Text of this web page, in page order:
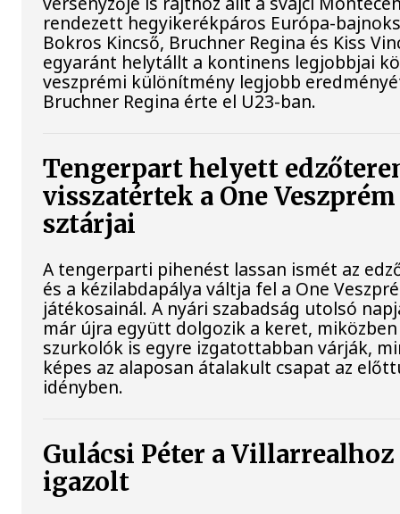
rendezett hegyikerékpáros Európa-
Bokros Kincső, Bruchner Regina és Kiss
egyaránt helytállt a kontinens legjobbjai
veszprémi különítmény legjobb
Bruchner Regina érte el U23-ban.
Tengerpart helyett
visszatértek a One Veszprém
sztárjai
A tengerparti pihenést lassan ismét az
és a kézilabdapálya váltja fel a One
játékosainál. A nyári szabadság utolsó
már újra együtt dolgozik a keret,
szurkolók is egyre izgatottabban várják,
képes az alaposan átalakult csapat az
idényben.
Gulácsi Péter a Villarrealhoz
igazolt